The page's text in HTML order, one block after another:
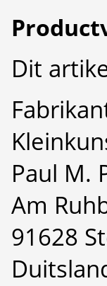
Dit
Paul M.
Am
91628